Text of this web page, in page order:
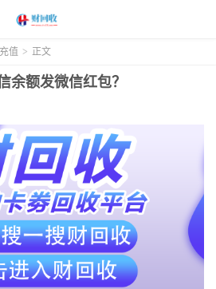
值 > 正文
余额发微信红包？